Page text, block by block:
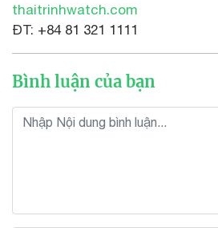
thaitrinhwatch.com
ĐT: +84 81 321 1111
Bình luận của bạn